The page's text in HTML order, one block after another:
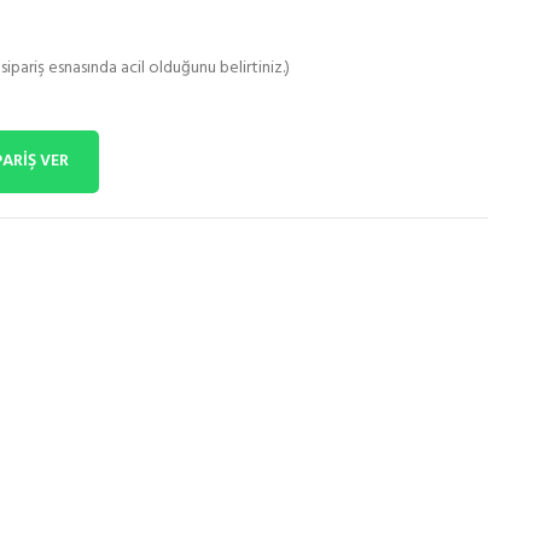
esnasında acil olduğunu belirtiniz.)
VER